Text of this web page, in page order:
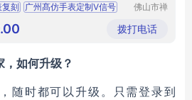
复刻
广州髙仿手表定制Ⅴ信号
治复刻
表定制Ⅴ信号
佛山市禅
微购服装
商行
拨打电话
如何升级？
随时都可以升级。只需登录到